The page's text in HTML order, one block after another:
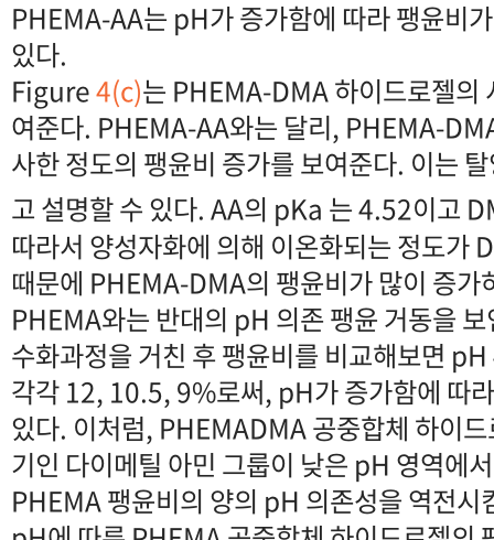
PHEMA-AA는 pH가 증가함에 따라 팽윤비
있다.
Figure4(c)는 PHEMA-DMA 하이드로젤의
여준다. PHEMA-AA와는 달리, PHEMA-
사한 정도의 팽윤비 증가를 보여준다. 이는
고 설명할 수 있다. AA의 pKa 는 4.52이고
따라서 양성자화에 의해 이온화되는 정도가
때문에 PHEMA-DMA의 팽윤비가 많이 증가
PHEMA와는 반대의 pH 의존 팽윤 거동을
수화과정을 거친 후 팽윤비를 비교해보면
각각 12, 10.5, 9%로써, pH가 증가함에 따
있다. 이처럼, PHEMADMA 공중합체 하이
기인 다이메틸 아민 그룹이 낮은 pH 영역에
PHEMA 팽윤비의 양의 pH 의존성을 역전시